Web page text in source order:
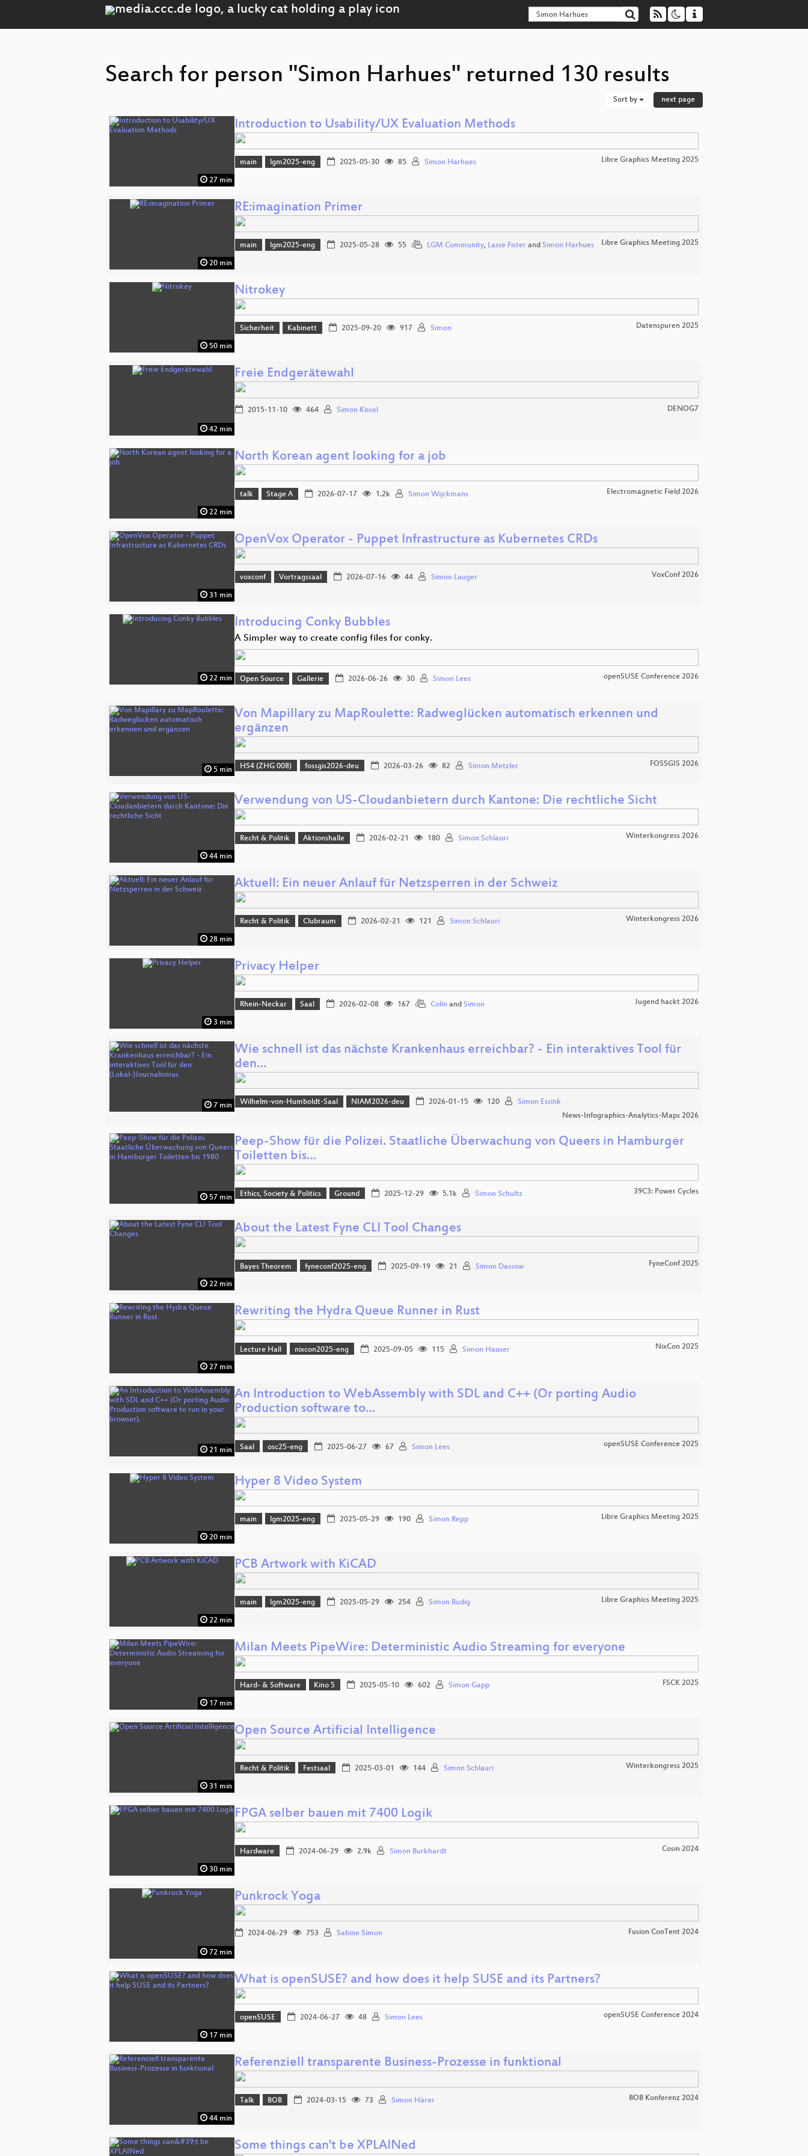
Search for person "Simon Harhues" returned 130 results
Sort by next page
27 min
Introduction to Usability/UX Evaluation Methods
main lgm2025-eng 2025-05-30 85 Simon Harhues Libre Graphics Meeting 2025
20 min
RE:imagination Primer
main lgm2025-eng 2025-05-28 55 LGM Community, Lasse Fisterand Simon Harhues Libre Graphics Meeting 2025
50 min
Nitrokey
Sicherheit Kabinett 2025-09-20 917 Simon Datenspuren 2025
42 min
Freie Endgerätewahl
2015-11-10 464 Simon Kissel DENOG7
22 min
North Korean agent looking for a job
talk Stage A 2026-07-17 1.2k Simon Wijckmans Electromagnetic Field 2026
31 min
OpenVox Operator - Puppet Infrastructure as Kubernetes CRDs
voxconf Vortragssaal 2026-07-16 44 Simon Lauger VoxConf 2026
22 min
Introducing Conky Bubbles
A Simpler way to create config files for conky.
Open Source Gallerie 2026-06-26 30 Simon Lees openSUSE Conference 2026
5 min
Von Mapillary zu MapRoulette: Radweglücken automatisch erkennen und
ergänzen
HS4 (ZHG 008) fossgis2026-deu 2026-03-26 82 Simon Metzler FOSSGIS 2026
44 min
Verwendung von US-Cloudanbietern durch Kantone: Die rechtliche Sicht
Recht & Politik Aktionshalle 2026-02-21 180 Simon Schlauri Winterkongress 2026
28 min
Aktuell: Ein neuer Anlauf für Netzsperren in der Schweiz
Recht & Politik Clubraum 2026-02-21 121 Simon Schlauri Winterkongress 2026
3 min
Privacy Helper
Rhein-Neckar Saal 2026-02-08 167 Colin and Simon Jugend hackt 2026
7 min
Wie schnell ist das nächste Krankenhaus erreichbar? - Ein interaktives Tool für
den…
Wilhelm-von-Humboldt-Saal NIAM2026-deu 2026-01-15 120
Simon Essink
News-Infographics-Analytics-Maps 2026
57 min
Peep-Show für die Polizei. Staatliche Überwachung von Queers in Hamburger
Toiletten bis…
Ethics, Society & Politics Ground 2025-12-29 5.1k Simon Schultz 39C3: Power Cycles
22 min
About the Latest Fyne CLI Tool Changes
Bayes Theorem fyneconf2025-eng 2025-09-19 21 Simon Dassow FyneConf 2025
27 min
Rewriting the Hydra Queue Runner in Rust
Lecture Hall nixcon2025-eng 2025-09-05 115 Simon Hauser NixCon 2025
21 min
An Introduction to WebAssembly with SDL and C++ (Or porting Audio
Production software to…
Saal osc25-eng 2025-06-27 67 Simon Lees openSUSE Conference 2025
20 min
Hyper 8 Video System
main lgm2025-eng 2025-05-29 190 Simon Repp Libre Graphics Meeting 2025
22 min
PCB Artwork with KiCAD
main lgm2025-eng 2025-05-29 254 Simon Budig Libre Graphics Meeting 2025
17 min
Milan Meets PipeWire: Deterministic Audio Streaming for everyone
Hard- & Software Kino 5 2025-05-10 602 Simon Gapp FSCK 2025
31 min
Open Source Artificial Intelligence
Recht & Politik Festsaal 2025-03-01 144 Simon Schlauri Winterkongress 2025
30 min
FPGA selber bauen mit 7400 Logik
Hardware 2024-06-29 2.9k Simon Burkhardt Cosin 2024
72 min
Punkrock Yoga
2024-06-29 753 Sabine Simon Fusion ConTent 2024
17 min
What is openSUSE? and how does it help SUSE and its Partners?
openSUSE 2024-06-27 48 Simon Lees openSUSE Conference 2024
44 min
Referenziell transparente Business-Prozesse in funktional
Talk BOB 2024-03-15 73 Simon Härer BOB Konferenz 2024
Some things can't be XPLAINed